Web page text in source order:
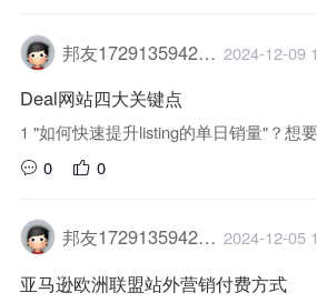
邦友1729135942029 2024-12-09
Deal网站四大关键点
1 "如何快速提升listing的单日销量"？想
0
0
邦友1729135942029 2024-12-05
亚马逊欧洲联盟站外营销付费方式